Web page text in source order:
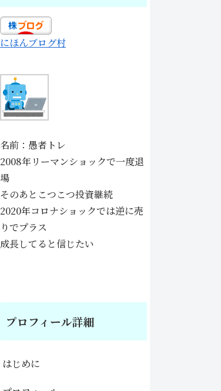
にほんブログ村
名前：愚者トレ
2008年リーマンショックで一度退
場
そのあとこつこつ投資継続
2020年コロナショックでは逆に売
りでプラス
成長してると信じたい
プロフィール詳細
はじめに